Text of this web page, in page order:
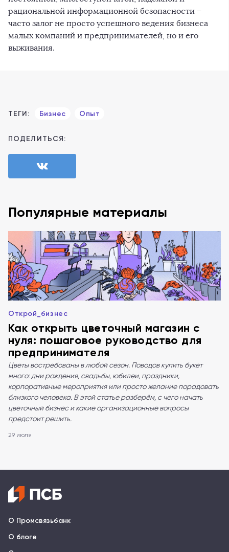
рациональной информационной безопасности –
часто залог не просто успешного ведения бизнеса
малых компаний и предпринимателей, но и его
выживания.
ТЕГИ: Бизнес Опыт
ПОДЕЛИТЬСЯ:
Популярные материалы
Открой_бизнес
Как открыть цветочный магазин с
нуля: пошаговое руководство для
предпринимателя
Цветы востребованы в любой сезон. Поводов купить букет
много: дни рождения, свадьбы, юбилеи, праздники,
корпоративные мероприятия или просто желание порадовать
близкого человека. В этой статье разберём, с чего начать
цветочный бизнес и какие организационные вопросы
предстоит решить.
29 июля
О Промсвязьбанк
О блоге